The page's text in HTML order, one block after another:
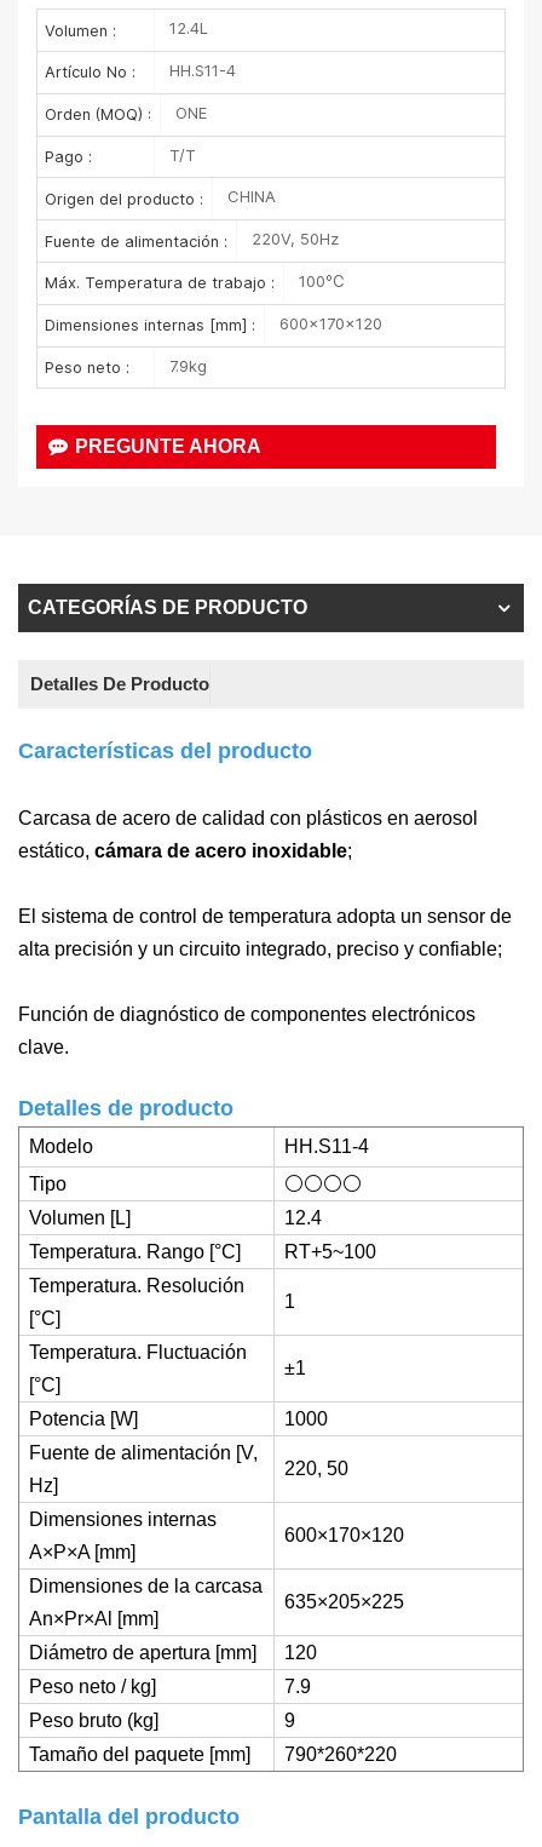
Volumen : 12.4L
Artículo No : HH.S11-4
Orden (MOQ) : ONE
Pago : T/T
Origen del producto : CHINA
Fuente de alimentación : 220V, 50Hz
Máx. Temperatura de trabajo : 100℃
Dimensiones internas [mm] : 600×170×120
Peso neto : 7.9kg
PREGUNTE AHORA
CATEGORÍAS DE PRODUCTO
Detalles De Producto
Características del producto
Carcasa de acero de calidad con plásticos en aerosol
estático, cámara de acero inoxidable;
El sistema de control de temperatura adopta un sensor de
alta precisión y un circuito integrado, preciso y confiable;
Función de diagnóstico de componentes electrónicos
clave.
Detalles de producto
Modelo
HH.S11-4
Tipo
⚪⚪⚪⚪
Volumen [L]
12.4
Temperatura. Rango [°C]
RT+5~100
Temperatura. Resolución
[°C]
1
Temperatura. Fluctuación
[°C]
±1
Potencia [W]
1000
Fuente de alimentación [V,
Hz]
220, 50
Dimensiones internas
A×P×A [mm]
600×170×120
Dimensiones de la carcasa
An×Pr×Al [mm]
635×205×225
Diámetro de apertura [mm]
120
Peso neto / kg]
7.9
Peso bruto (kg]
9
Tamaño del paquete [mm]
790*260*220
Pantalla del producto